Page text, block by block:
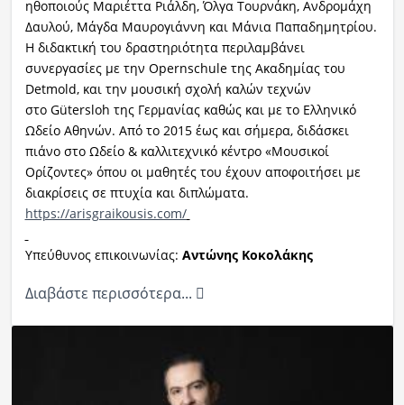
ηθοποιούς Μαριέττα Ριάλδη, Όλγα Τουρνάκη, Ανδρομάχη
Δαυλού, Μάγδα Μαυρογιάννη και Μάνια Παπαδημητρίου.
Η διδακτική του δραστηριότητα περιλαμβάνει
συνεργασίες με την Opernschule της Ακαδημίας του
Detmold, και την μουσική σχολή καλών τεχνών
στο Gütersloh της Γερμανίας καθώς και με το Ελληνικό
Ωδείο Αθηνών. Από το 2015 έως και σήμερα, διδάσκει
πιάνο στο Ωδείο & καλλιτεχνικό κέντρο «Μουσικοί
Ορίζοντες» όπου οι μαθητές του έχουν αποφοιτήσει με
διακρίσεις σε πτυχία και διπλώματα.
https://arisgraikousis.com/
Υπεύθυνος επικοινωνίας: Αντώνης Κοκολάκης
Διαβάστε περισσότερα...